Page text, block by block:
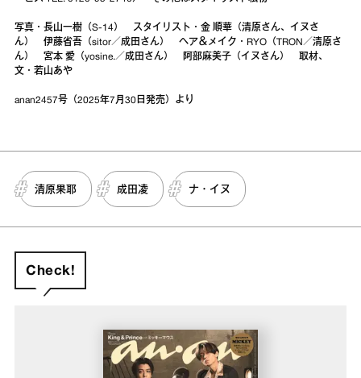
写真・長山一樹（S-14） スタイリスト・金 順華（清原さん、イヌさ
ん） 伊藤省吾（sitor／成田さん） ヘア＆メイク・RYO（TRON／清原さ
ん） 宮本 愛（yosine.／成田さん） 阿部麻美子（イヌさん） 取材、
文・若山あや
anan2457号（2025年7月30日発売）より
清原果耶 成田凌 ナ・イヌ
Check!